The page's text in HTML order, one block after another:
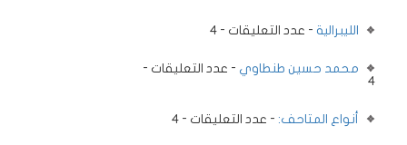
الليبرالية - عدد التعليقات - 4
محمد حسين طنطاوي - عدد التعليقات -
4
أنواع المتاحف: - عدد التعليقات - 4